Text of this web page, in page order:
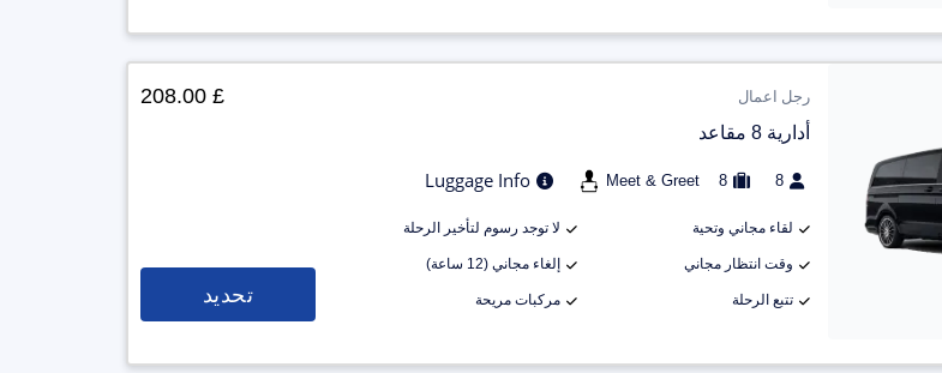
رجل اعمال
أدارية 8 مقاعد
8
8
Meet & Greet
Luggage Info
لقاء مجاني وتحية لا توجد رسوم لتأخير الرحلة
وقت انتظار مجاني إلغاء مجاني (12 ساعة)
تتبع الرحلة مركبات مريحة
£ 208.00
تحديد